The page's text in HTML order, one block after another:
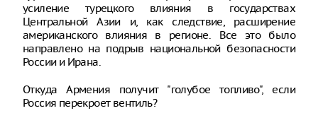
усиление турецкого влияния в государствах
Центральной Азии и, как следствие, расширение
американского влияния в регионе. Все это было
направлено на подрыв национальной безопасности
России и Ирана.
Откуда Армения получит "голубое топливо", если
Россия перекроет вентиль?